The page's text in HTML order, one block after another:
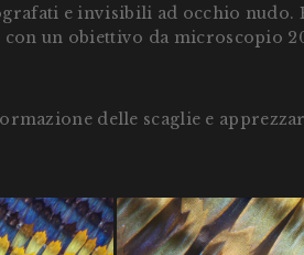
e invisibili ad occhio nudo.
con un obiettivo da microscopio
delle scaglie e